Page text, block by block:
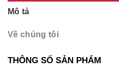
Mô tả
Về chúng tôi
THÔNG SỐ SẢN PHẨM